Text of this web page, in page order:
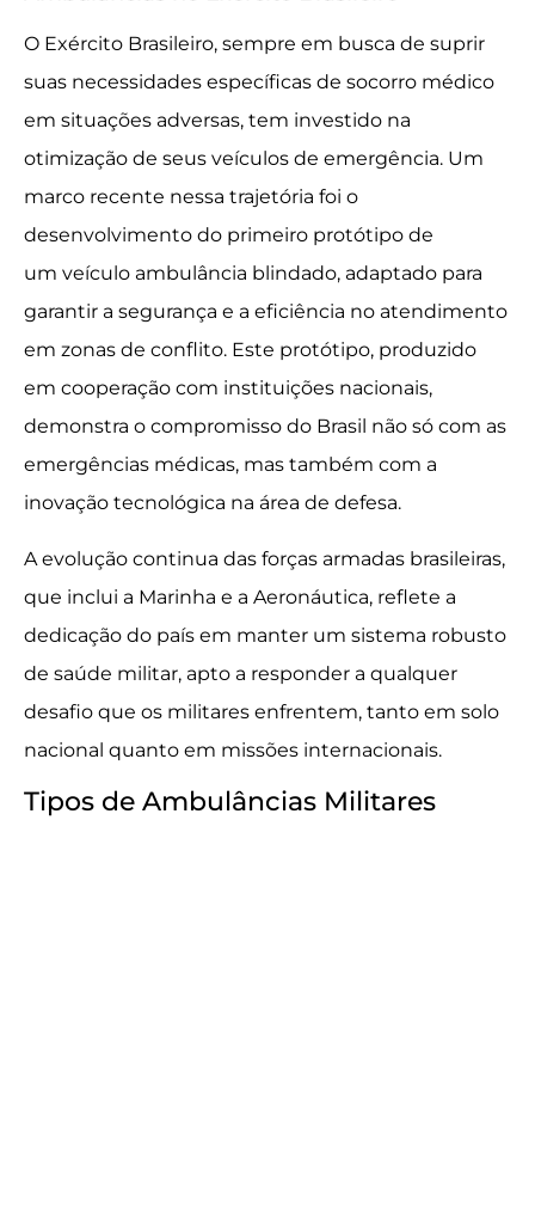
O Exército Brasileiro, sempre em busca de suprir
suas necessidades específicas de socorro médico
em situações adversas, tem investido na
otimização de seus veículos de emergência. Um
marco recente nessa trajetória foi o
desenvolvimento do primeiro protótipo de
um veículo ambulância blindado, adaptado para
garantir a segurança e a eficiência no atendimento
em zonas de conflito. Este protótipo, produzido
em cooperação com instituições nacionais,
demonstra o compromisso do Brasil não só com as
emergências médicas, mas também com a
inovação tecnológica na área de defesa.
A evolução continua das forças armadas brasileiras,
que inclui a Marinha e a Aeronáutica, reflete a
dedicação do país em manter um sistema robusto
de saúde militar, apto a responder a qualquer
desafio que os militares enfrentem, tanto em solo
nacional quanto em missões internacionais.
Tipos de Ambulâncias Militares